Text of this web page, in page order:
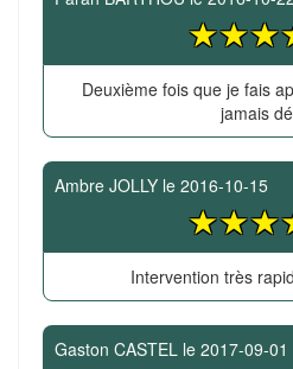
Deuxième fois que je fais
jamais
Ambre JOLLY le 2016-10-15
Intervention très
Gaston CASTEL le 2017-09-01